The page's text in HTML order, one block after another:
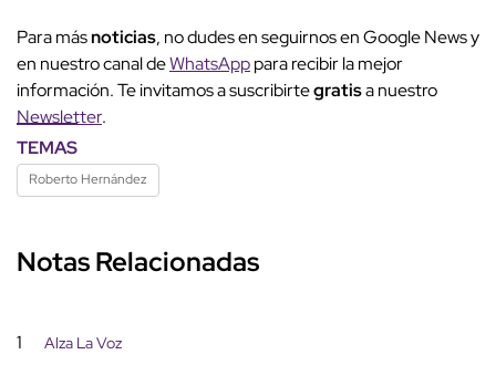
Para másnoticias, no dudes en seguirnos en Google News y
en nuestro canal deWhatsApppara recibir la mejor
información. Te invitamos a suscribirtegratisa nuestro
Newsletter.
TEMAS
Roberto Hernández
Notas Relacionadas
1 Alza La Voz